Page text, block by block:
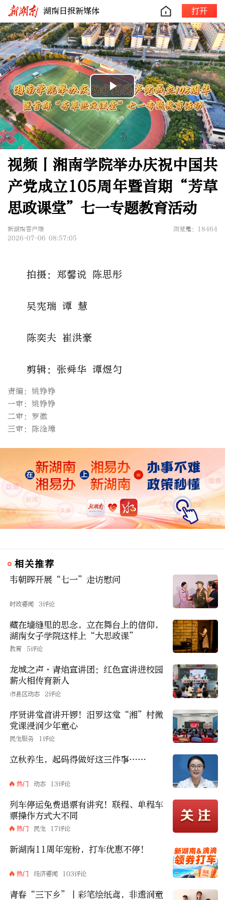
湖南日报新媒体 打开
Play
Video
视频丨湘南学院举办庆祝中国共
产党成立105周年暨首期“芳草
思政课堂”七一专题教育活动
新湖南客户端
浏览量：18464
2026-07-06 08:57:05
拍摄：郑馨说 陈思彤
吴宪瑞 谭 慧
陈奕夫 崔洪豪
剪辑：张舜华 谭煜匀
责编：姚铮铮
一审：姚铮铮
二审：罗徽
三审：陈淦璋
相关推荐
韦朝晖开展“七一”走访慰问
时政要闻 3评论
藏在墙缝里的思念，立在舞台上的信仰，
湖南女子学院这样上“大思政课”
教育 5评论
龙城之声·青焰宣讲团：红色宣讲进校园
薪火相传育新人
市县区动态 2评论
序贤讲堂首讲开锣！汨罗这堂“湘”村微
党课浸润少年童心
民生服务 1评论
立秋养生，起码得做好这三件事……
热门 动态 13评论
列车停运免费退票有讲究！联程、单程车
票操作方式大不同
热门 民生 17评论
新湖南11周年宠粉，打车优惠不停！
热门 经济要闻 103评论
青春“三下乡”丨彩笔绘纸鸢，非遗润童